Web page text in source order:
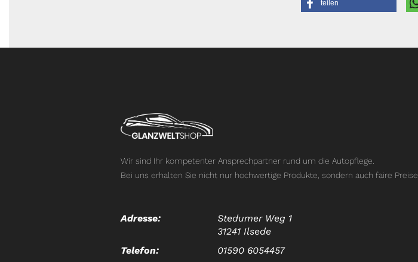
teilen
Wir sind Ihr kompetenter Ansprechpartner rund um die Autopflege.
Bei uns erhalten Sie nicht nur hochwertige Produkte, sondern auch faire Preise.
Adresse:
Stedumer Weg 1
31241 Ilsede
Telefon:
01590 6054457